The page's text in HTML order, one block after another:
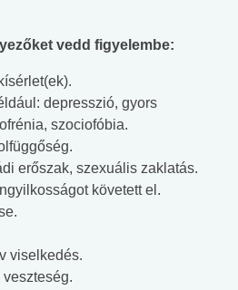
vedd figyelembe:
depresszió, gyors
szociofóbia.
erőszak, szexuális zaklatás.
követett el.
viselkedés.